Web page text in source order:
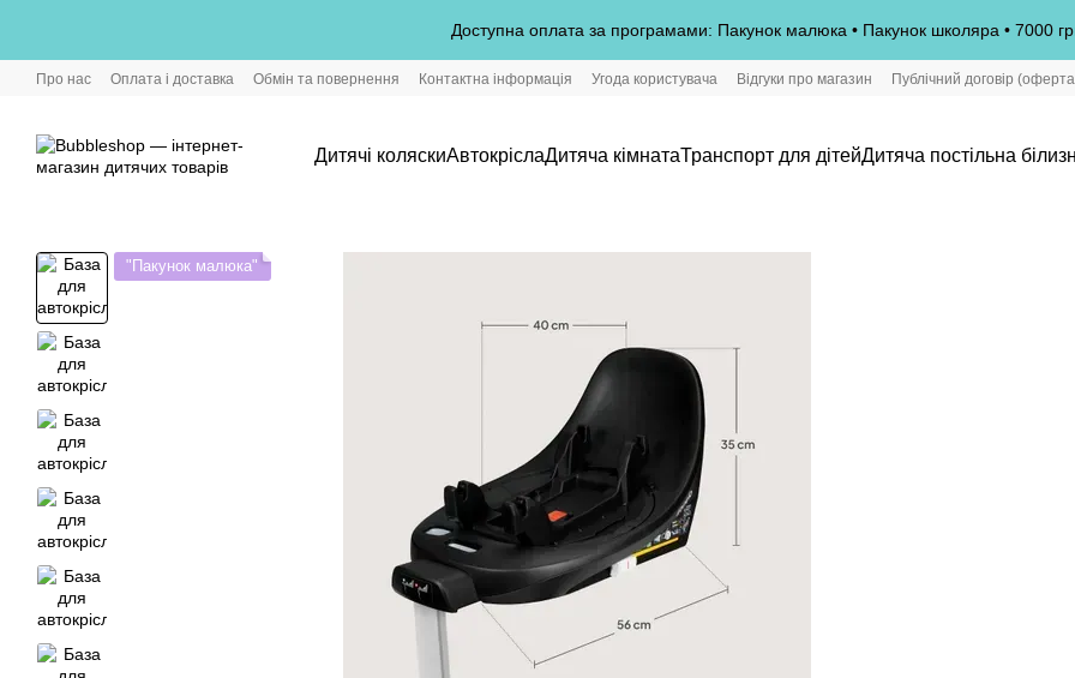
Доступна оплата за програмами: Пакунок малюка • Пакунок школяра • 7000
Про нас Оплата і доставка Обмін та повернення Контактна інформація Угода користувача Відгуки про магазин Публічний договір
Дитячі коляскиАвтокріслаДитяча кімнатаТранспорт для дітейДитяча постільна
"Пакунок малюка"